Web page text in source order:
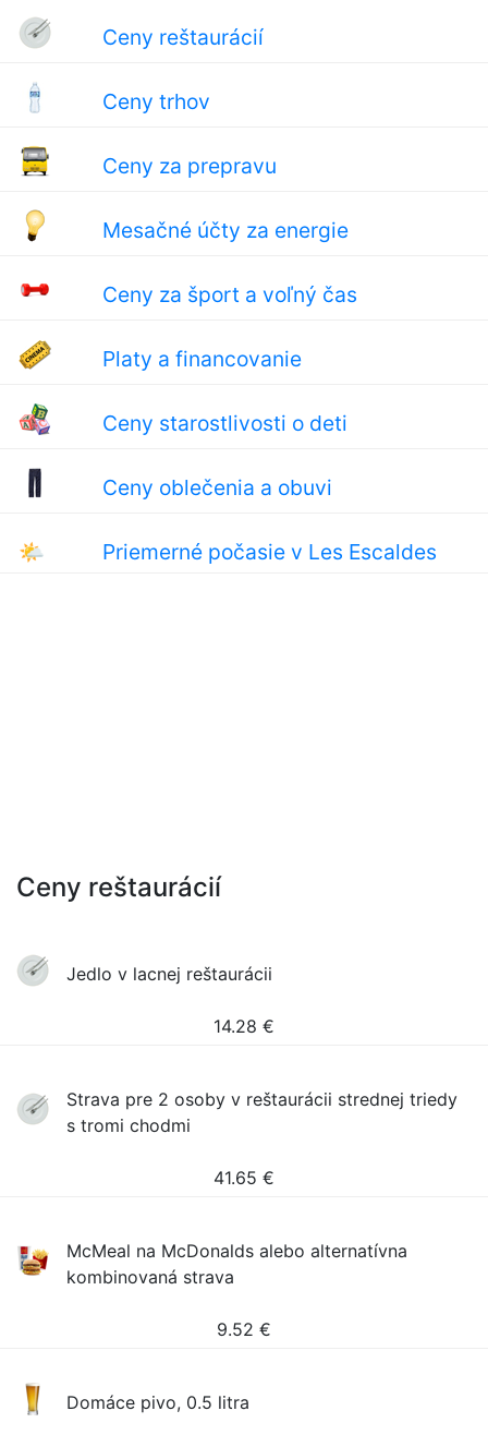
Ceny reštaurácií
Ceny trhov
Ceny za prepravu
Mesačné účty za energie
Ceny za šport a voľný čas
Platy a financovanie
Ceny starostlivosti o deti
Ceny oblečenia a obuvi
🌤 Priemerné počasie v Les Escaldes
Ceny reštaurácií
Jedlo v lacnej reštaurácii
14.28 €
Strava pre 2 osoby v reštaurácii strednej triedy
s tromi chodmi
41.65 €
McMeal na McDonalds alebo alternatívna
kombinovaná strava
9.52 €
Domáce pivo, 0.5 litra